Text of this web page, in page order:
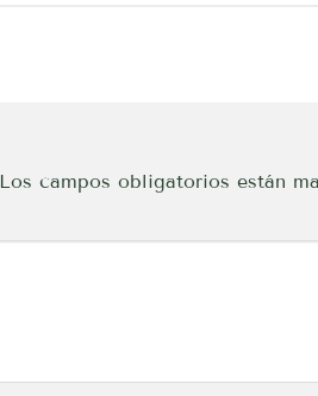
Los campos obligatorios están